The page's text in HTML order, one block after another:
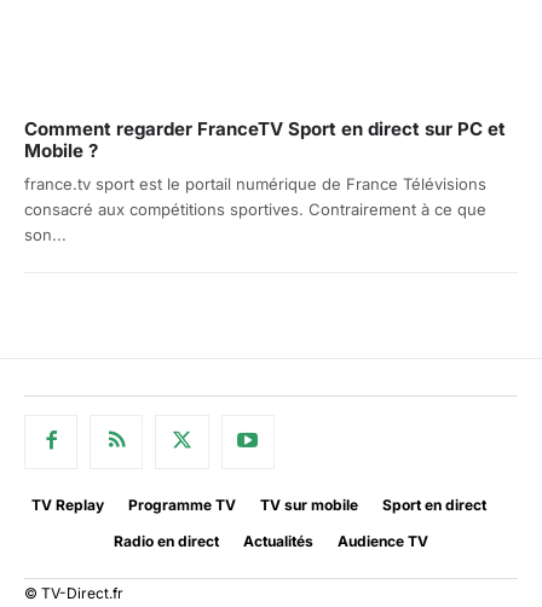
Comment regarder FranceTV Sport en direct sur PC et
Mobile ?
france.tv sport est le portail numérique de France Télévisions
consacré aux compétitions sportives. Contrairement à ce que
son...
TV Replay Programme TV TV sur mobile
Sport en direct
Radio en direct
Actualités Audience TV
© TV-Direct.fr